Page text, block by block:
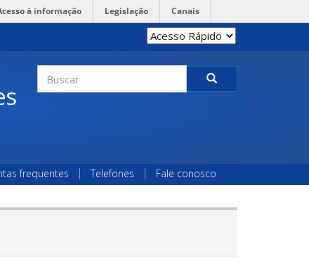
à informação Legislação Canais
Formulário
de
frequentes Telefones Fale conosco